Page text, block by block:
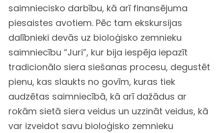
saimniecisko darbību, kā arī finansējuma
piesaistes avotiem. Pēc tam ekskursijas
dalībnieki devās uz bioloģisko zemnieku
saimniecību “Juri”, kur bija iespēja iepazīt
tradicionālo siera siešanas procesu, degustēt
pienu, kas slaukts no govīm, kuras tiek
audzētas saimniecībā, kā arī dažādus ar
rokām sietā siera veidus un uzzināt veidus, kā
var izveidot savu bioloģisko zemnieku